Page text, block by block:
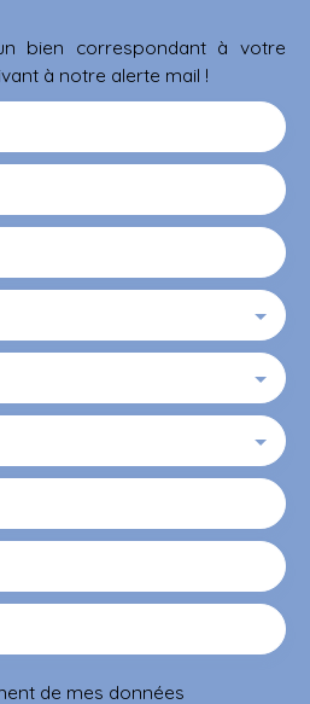
bien correspondant à votre
à notre alerte mail !
de mes données